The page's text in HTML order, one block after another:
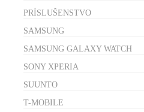
PRÍSLUŠENSTVO
SAMSUNG
SAMSUNG GALAXY WATCH
SONY XPERIA
SUUNTO
T-MOBILE